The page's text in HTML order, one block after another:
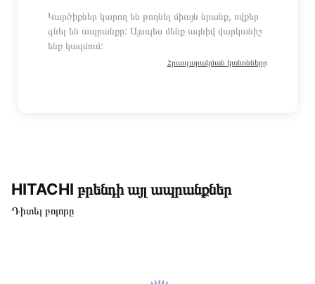
Կարծիքներ կարող են թողնել միայն նրանք, ովքեր
գնել են ապրանքը: Այսպես մենք ազնիվ վարկանիշ
ենք կազմում:
Հրապարակման կանոնները
HITACHI բրենդի այլ ապրանքներ
Դիտել բոլորը